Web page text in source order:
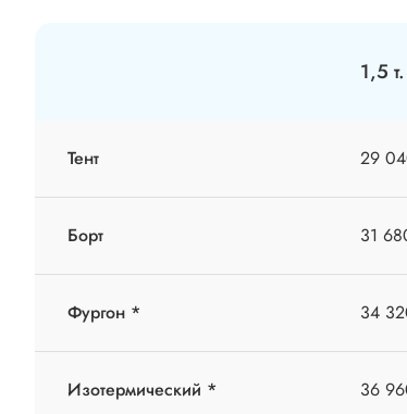
1,5 т.
Тент 29
Борт 31
Фургон * 34
Изотермический * 36